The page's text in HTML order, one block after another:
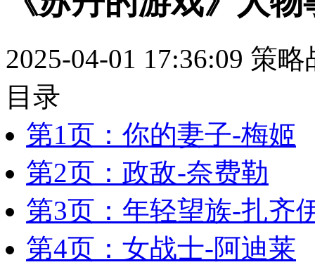
2025-04-01 17:36:09 策略
目录
第1页：你的妻子-梅姬
第2页：政敌-奈费勒
第3页：年轻望族-扎齐
第4页：女战士-阿迪莱